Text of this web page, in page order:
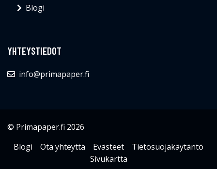
Blogi
YHTEYSTIEDOT
info@primapaper.fi
© Primapaper.fi 2026
Blogi
Ota yhteyttä Evästeet
Tietosuojakäytäntö
Sivukartta